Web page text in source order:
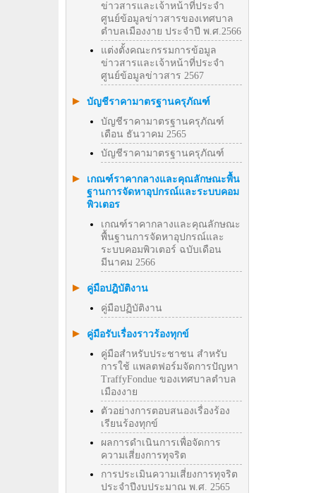
ข่าวสารและเจ้าหน้าที่ประจำ
ศูนย์ข้อมูลข่าวสารของเทศบาล
ตำบลเมืองงาย ประจำปี พ.ศ.2566
แต่งตั้งคณะกรรมการข้อมูล
ข่าวสารและเจ้าหน้าที่ประจำ
ศูนย์ข้อมูลข่าวสาร 2567
บัญชีราคามาตรฐานครุภัณฑ์
บัญชีราคามาตรฐานครุภัณฑ์
เดือน ธันวาคม 2565
บัญชีราคามาตรฐานครุภัณฑ์
เกณฑ์ราคากลางและคุณลักษณะพื้น
ฐานการจัดหาอุปกรณ์และระบบคอม
พิวเตอร
เกณฑ์ราคากลางและคุณลักษณะ
พื้นฐานการจัดหาอุปกรณ์และ
ระบบคอมพิวเตอร์ ฉบับเดือน
มีนาคม 2566
คู่มือปฎิบัติงาน
คู่มือปฏิบัติงาน
คู่มือรับเรื่องราวร้องทุกข์
คู่มือสำหรับประชาชน สำหรับ
การใช้ แพลตฟอร์มจัดการปัญหา
TraffyFondue ของเทศบาลตำบล
เมืองงาย
ตัวอย่างการตอบสนองเรื่องร้อง
เรียนร้องทุกข์
ผลการดำเนินการเพื่อจัดการ
ความเสี่ยงการทุจริต
การประเมินความเสี่ยงการทุจริต
ประจำปีงบประมาณ พ.ศ. 2565